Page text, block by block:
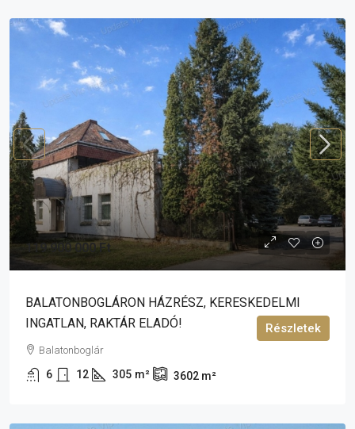
119 900 000 Ft
BALATONBOGLÁRON HÁZRÉSZ, KERESKEDELMI
INGATLAN, RAKTÁR ELADÓ!
Balatonboglár
6 12 305 m² 3602 m²
Részletek